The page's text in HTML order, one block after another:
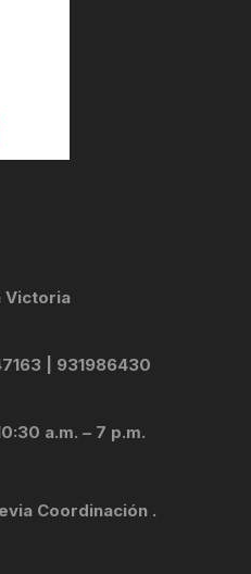
Victoria
| 931986430
a.m. – 7 p.m.
Coordinación .